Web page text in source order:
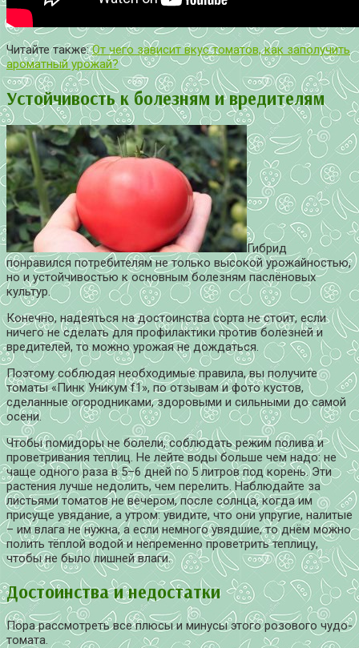
Читайте также:От чего зависит вкус томатов, как заполучить
ароматный урожай?
Устойчивость к болезням и вредителям
Гибрид
понравился потребителям не только высокой урожайностью,
но и устойчивостью к основным болезням паслёновых
культур.
Конечно, надеяться на достоинства сорта не стоит, если
ничего не сделать для профилактики против болезней и
вредителей, то можно урожая не дождаться.
Поэтому соблюдая необходимые правила, вы получите
томаты «Пинк Уникум f1», по отзывам и фото кустов,
сделанные огородниками, здоровыми и сильными до самой
осени.
Чтобы помидоры не болели, соблюдать режим полива и
проветривания теплиц. Не лейте воды больше чем надо: не
чаще одного раза в 5–6 дней по 5 литров под корень. Эти
растения лучше недолить, чем перелить. Наблюдайте за
листьями томатов не вечером, после солнца, когда им
присуще увядание, а утром: увидите, что они упругие, налитые
– им влага не нужна, а если немного увядшие, то днём можно
полить тёплой водой и непременно проветрить теплицу,
чтобы не было лишней влаги.
Достоинства и недостатки
Пора рассмотреть все плюсы и минусы этого розового чудо-
томата.